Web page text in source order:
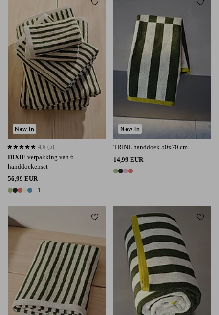
DIXIE verpakking van 6
handdoekenset
56,99 EUR
6 kleuren
+1
4,6 op basis van 5 beoordelingen
4,6 (5)
New in
Toevoegen aan favorieten
TRINE handdoek 50x70 cm
14,99 EUR
4 kleuren
New in
Toevoegen aan favorieten